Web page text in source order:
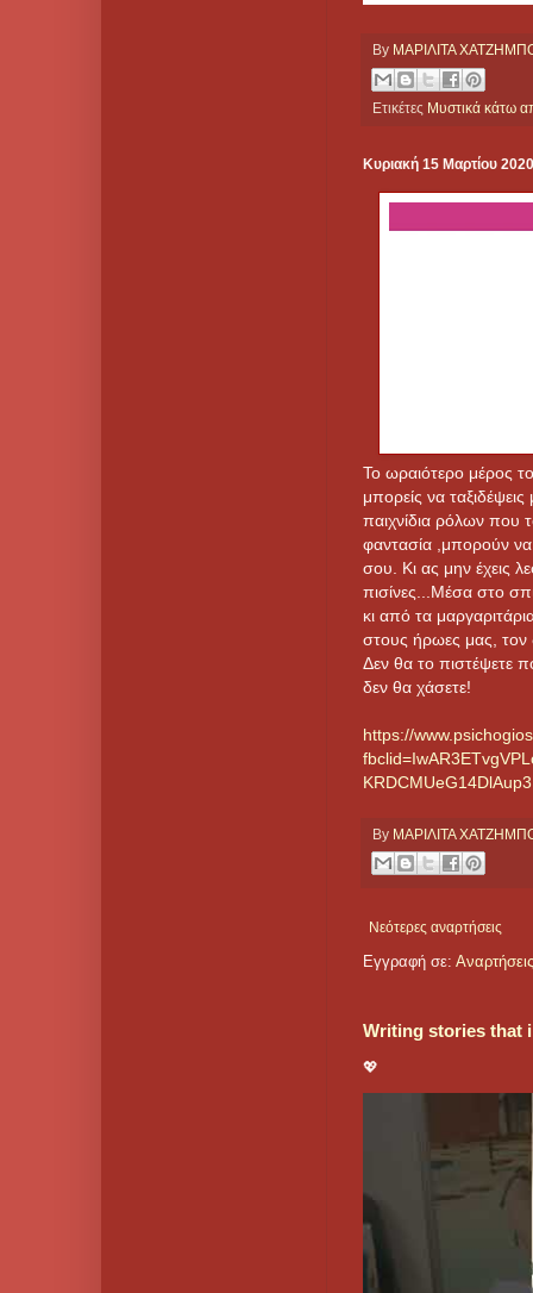
By ΜΑΡΙΛΙΤΑ
Ετικέτες Μυστικά κάτω
Κυριακή 15 Μαρτίου 2020
Το ωραιότερο μέρος
μπορείς να
παιχνίδια ρόλων που
φαντασία ,μπορούν
σου. Κι ας μην έχεις
πισίνες...Μέσα στο
κι από τα
στους ήρωες μας, τον
Δεν θα το πιστέψετε
δεν θα χάσετε!
https://
By ΜΑΡΙΛΙΤΑ
Νεότερες αναρτήσεις
Εγγραφή σε:
Writing stories that
💖